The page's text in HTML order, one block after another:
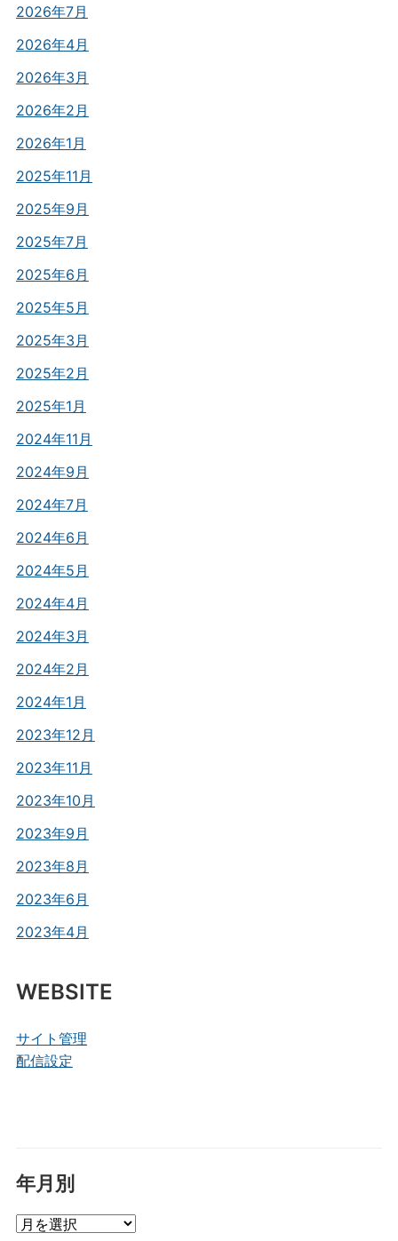
2026年7月
2026年4月
2026年3月
2026年2月
2026年1月
2025年11月
2025年9月
2025年7月
2025年6月
2025年5月
2025年3月
2025年2月
2025年1月
2024年11月
2024年9月
2024年7月
2024年6月
2024年5月
2024年4月
2024年3月
2024年2月
2024年1月
2023年12月
2023年11月
2023年10月
2023年9月
2023年8月
2023年6月
2023年4月
WEBSITE
サイト管理
配信設定
年月別
年